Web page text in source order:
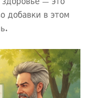
добавки в этом